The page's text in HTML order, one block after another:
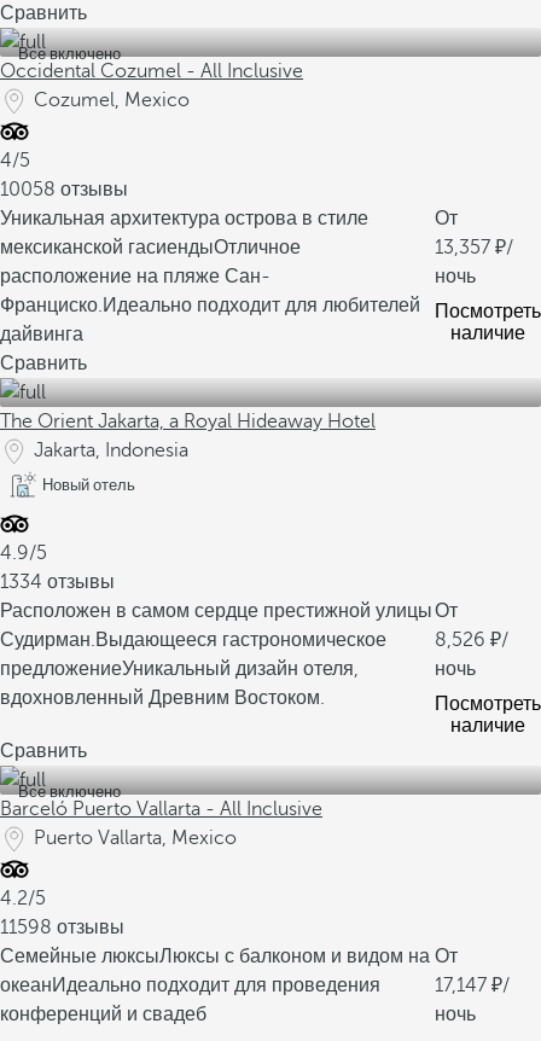
Сравнить
Все включено
Occidental Cozumel - All Inclusive
Cozumel, Mexico
4/5
10058 отзывы
Уникальная архитектура острова в стиле
мексиканской гасиендыОтличное
расположение на пляже Сан-
Франциско.Идеально подходит для любителей
дайвинга
От
13,357
/
ночь
Посмотреть
наличие
Сравнить
The Orient Jakarta, a Royal Hideaway Hotel
Jakarta, Indonesia
Новый отель
4.9/5
1334 отзывы
Расположен в самом сердце престижной улицы
Судирман.Выдающееся гастрономическое
предложениеУникальный дизайн отеля,
вдохновленный Древним Востоком.
От
8,526
/
ночь
Посмотреть
наличие
Сравнить
Все включено
Barceló Puerto Vallarta - All Inclusive
Puerto Vallarta, Mexico
4.2/5
11598 отзывы
Семейные люксыЛюксы с балконом и видом на
океанИдеально подходит для проведения
конференций и свадеб
От
17,147
/
ночь